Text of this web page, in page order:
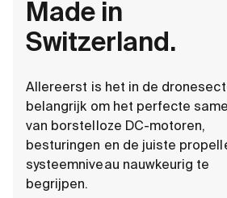
Made in
Switzerland.
Allereerst is het in de
belangrijk om het perfecte
van borstelloze DC-motoren,
besturingen en de juiste
systeemniveau nauwkeurig te
begrijpen.